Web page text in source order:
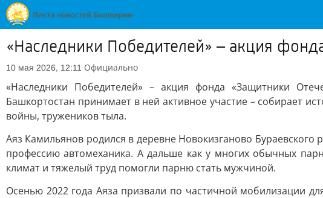
«Наследники Победителей» – акция
10 мая 2026, 12:11 Официально
«Наследники Победителей» – акция фонда «Защитники
Башкортостан принимает в ней активное участие – собирает
войны, тружеников тыла.
Аяз Камильянов родился в деревне Новокизганово
профессию автомеханика. А дальше как у многих обычных
климат и тяжелый труд помогли парню стать мужчиной.
Осенью 2022 года Аяза призвали по частичной мобилизации